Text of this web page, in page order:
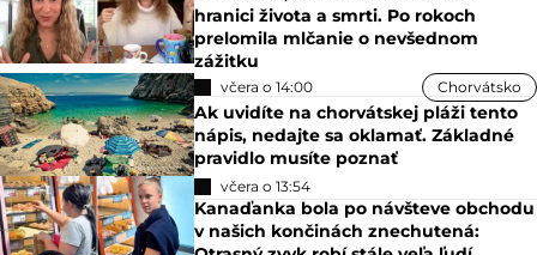
hranici života a smrti. Po rokoch
prelomila mlčanie o nevšednom
zážitku
včera o 14:00 Chorvátsko
Ak uvidíte na chorvátskej pláži tento
nápis, nedajte sa oklamať. Základné
pravidlo musíte poznať
včera o 13:54
Kanaďanka bola po návšteve obchodu
v našich končinách znechutená: